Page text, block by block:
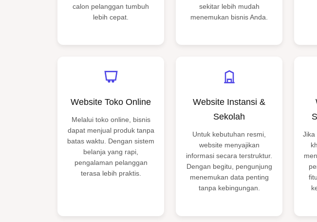
calon pelanggan tumbuh
lebih cepat.
sekitar lebih mudah
menemukan bisnis Anda.
Website Toko Online
Melalui toko online, bisnis
dapat menjual produk tanpa
batas waktu. Dengan sistem
belanja yang rapi,
pengalaman pelanggan
terasa lebih praktis.
Website Instansi &
Sekolah
Untuk kebutuhan resmi,
website menyajikan
informasi secara terstruktur.
Dengan begitu, pengunjung
menemukan data penting
tanpa kebingungan.
Jika